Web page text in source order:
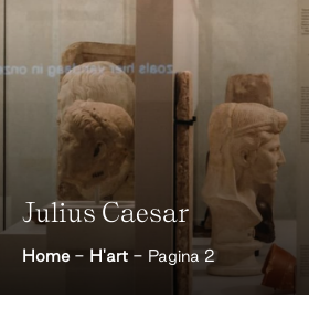
Julius Caesar
Home- H'art - Pagina 2